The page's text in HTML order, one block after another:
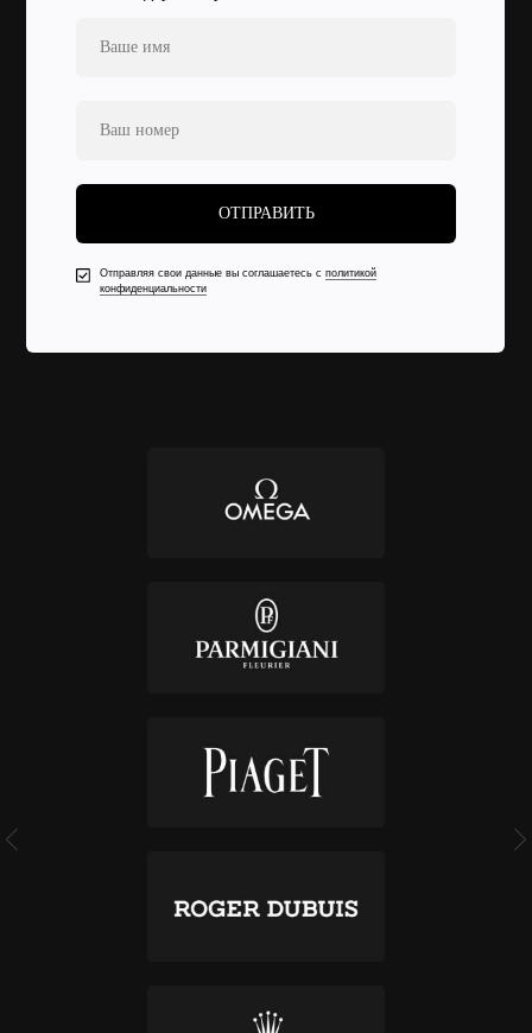
ОТПРАВИТЬ
Отправляя свои данные вы соглашаетесь с политикой
конфиденциальности